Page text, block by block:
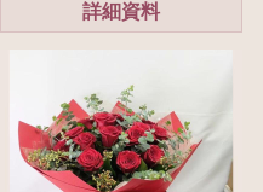
詳細資料